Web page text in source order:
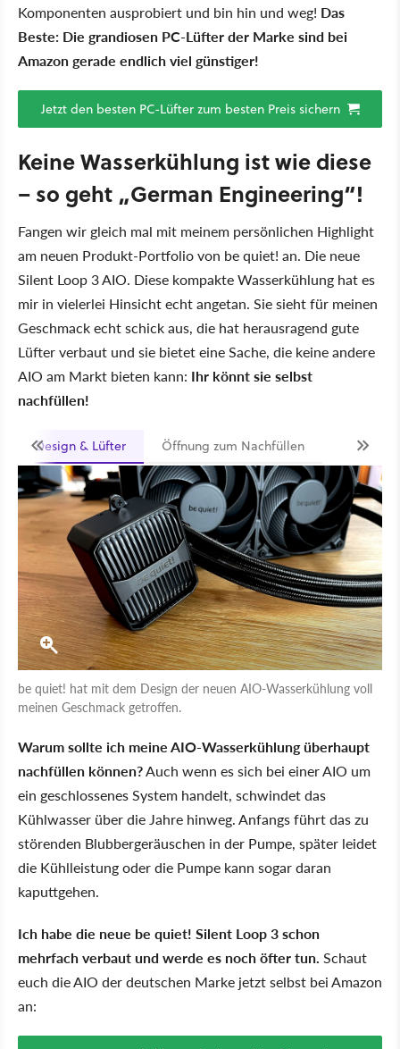
Komponenten ausprobiert und bin hin und weg! Das
Beste: Die grandiosen PC-Lüfter der Marke sind bei
Amazon gerade endlich viel günstiger!
Jetzt den besten PC-Lüfter zum besten Preis sichern
Keine Wasserkühlung ist wie diese
– so geht „German Engineering“!
Fangen wir gleich mal mit meinem persönlichen Highlight
am neuen Produkt-Portfolio von be quiet! an. Die neue
Silent Loop 3 AIO. Diese kompakte Wasserkühlung hat es
mir in vielerlei Hinsicht echt angetan. Sie sieht für meinen
Geschmack echt schick aus, die hat herausragend gute
Lüfter verbaut und sie bietet eine Sache, die keine andere
AIO am Markt bieten kann: Ihr könnt sie selbst
nachfüllen!
Design & Lüfter Öffnung zum Nachfüllen
be quiet! hat mit dem Design der neuen AIO-Wasserkühlung voll
meinen Geschmack getroffen.
Warum sollte ich meine AIO-Wasserkühlung überhaupt
nachfüllen können?Auch wenn es sich bei einer AIO um
ein geschlossenes System handelt, schwindet das
Kühlwasser über die Jahre hinweg. Anfangs führt das zu
störenden Blubbergeräuschen in der Pumpe, später leidet
die Kühlleistung oder die Pumpe kann sogar daran
kaputtgehen.
Ich habe die neue be quiet! Silent Loop 3 schon
mehrfach verbaut und werde es noch öfter tun. Schaut
euch die AIO der deutschen Marke jetzt selbst bei Amazon
an: